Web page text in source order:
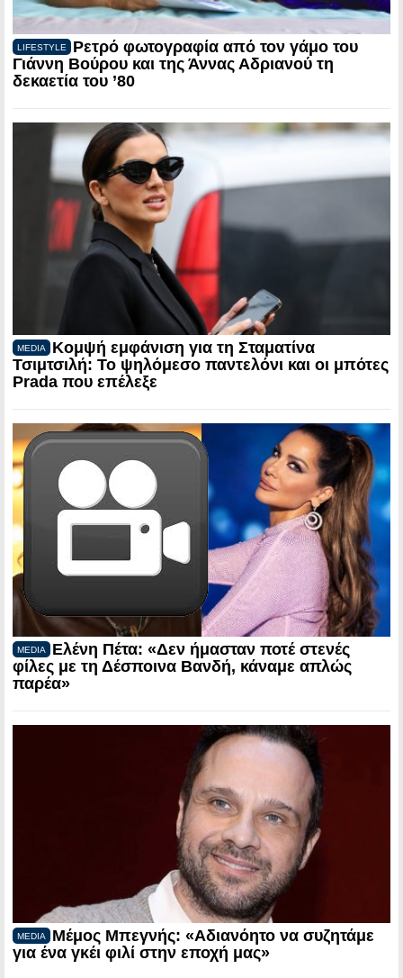
LIFESTYLE
Ρετρό φωτογραφία από τον γάμο του
Γιάννη Βούρου και της Άννας Αδριανού τη
δεκαετία του ’80
MEDIA
Κομψή εμφάνιση για τη Σταματίνα
Τσιμτσιλή: Το ψηλόμεσο παντελόνι και οι μπότες
Prada που επέλεξε
MEDIA
Ελένη Πέτα: «Δεν ήμασταν ποτέ στενές
φίλες με τη Δέσποινα Βανδή, κάναμε απλώς
παρέα»
MEDIA
Μέμος Μπεγνής: «Αδιανόητο να συζητάμε
για ένα γκέι φιλί στην εποχή μας»